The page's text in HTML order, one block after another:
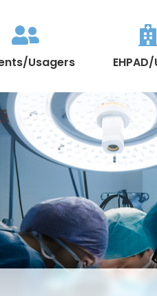

Usagers

EHPAD/